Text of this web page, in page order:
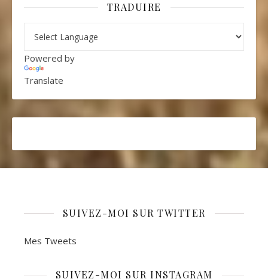
TRADUIRE
Powered by
Translate
SUIVEZ-MOI SUR TWITTER
Mes Tweets
SUIVEZ-MOI SUR INSTAGRAM